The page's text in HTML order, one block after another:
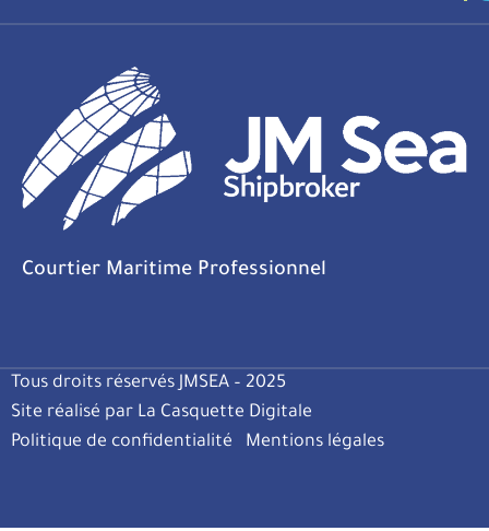
Courtier Maritime Professionnel
Tous droits réservés JMSEA – 2025
Site réalisé par La Casquette Digitale
Politique de confidentialité
Mentions légales